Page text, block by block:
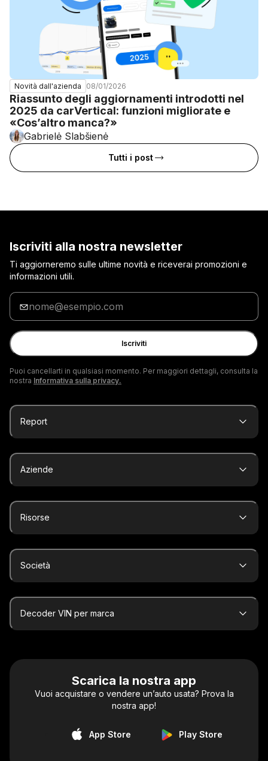
Novità dall'azienda 08/01/2026
Riassunto degli aggiornamenti introdotti nel
2025 da carVertical: funzioni migliorate e
«Cos’altro manca?»
Gabrielė Slabšienė
Tutti i post
Iscriviti alla nostra newsletter
Ti aggiorneremo sulle ultime novità e riceverai promozioni e
informazioni utili.
Inserisci
tua
e-
mail
Iscriviti
Puoi cancellarti in qualsiasi momento. Per maggiori dettagli, consulta la
nostra Informativa sulla privacy.
Report
Aziende
Risorse
Società
Decoder VIN per marca
Scarica la nostra app
Vuoi acquistare o vendere un’auto usata? Prova la
nostra app!
App Store Play Store